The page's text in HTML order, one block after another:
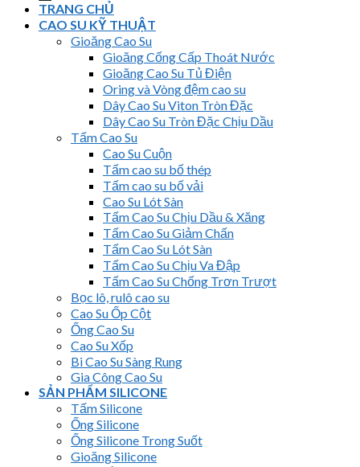
TRANG CHỦ
CAO SU KỸ THUẬT
Gioăng Cao Su
Gioăng Cống Cấp Thoát Nước
Gioăng Cao Su Tủ Điện
Oring và Vòng đệm cao su
Dây Cao Su Viton Tròn Đặc
Dây Cao Su Tròn Đặc Chịu Dầu
Tấm Cao Su
Cao Su Cuộn
Tấm cao su bố thép
Tấm cao su bố vải
Cao Su Lót Sàn
Tấm Cao Su Chịu Dầu & Xăng
Tấm Cao Su Giảm Chấn
Tấm Cao Su Lót Sàn
Tấm Cao Su Chịu Va Đập
Tấm Cao Su Chống Trơn Trượt
Bọc lô, rulô cao su
Cao Su Ốp Cột
Ống Cao Su
Cao Su Xốp
Bi Cao Su Sàng Rung
Gia Công Cao Su
SẢN PHẨM SILICONE
Tấm Silicone
Ống Silicone
Ống Silicone Trong Suốt
Gioăng Silicone